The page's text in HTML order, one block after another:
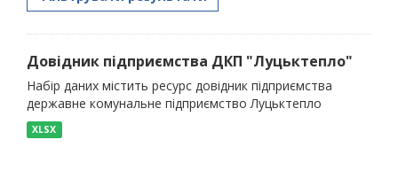
Довідник підприємства ДКП "Луцьктепло"
Набір даних містить ресурс довідник підприємства
державне комунальне підприємство Луцьктепло
XLSX